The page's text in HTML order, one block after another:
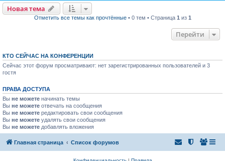
Новая тема
Отметить все темы как прочтённые• 0 тем • Страница 1 из 1
Перейти
КТО СЕЙЧАС НА КОНФЕРЕНЦИИ
Сейчас этот форум просматривают: нет зарегистрированных пользователей и 3
гостя
ПРАВА ДОСТУПА
Вы не можете начинать темы
Вы не можете отвечать на сообщения
Вы не можете редактировать свои сообщения
Вы не можете удалять свои сообщения
Вы не можете добавлять вложения
Главная страница Список форумов